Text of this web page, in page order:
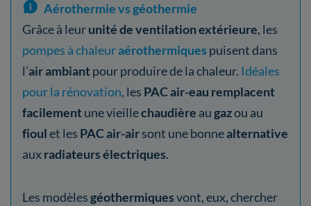
Aérothermie vs géothermie
Grâce à leurunité de ventilation extérieure, les
pompes à chaleuraérothermiques puisent dans
l’air ambiantpour produire de la chaleur. Idéales
pour la rénovation, les PAC air-eau remplacent
facilementune vieillechaudière augazou au
fioulet les PAC air-airsont une bonnealternative
auxradiateurs électriques.
Les modèlesgéothermiquesvont, eux, chercher